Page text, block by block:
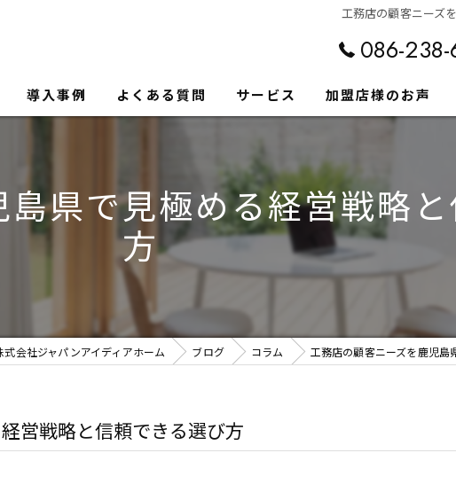
工務店の顧客ニーズ
086-
導入事例 よくある質問 サービス 加盟店様のお声
県で見極める経営戦略
方
会社ジャパンアイディアホーム ブログ コラム 工務店の顧客ニーズを鹿児
営戦略と信頼できる選び方